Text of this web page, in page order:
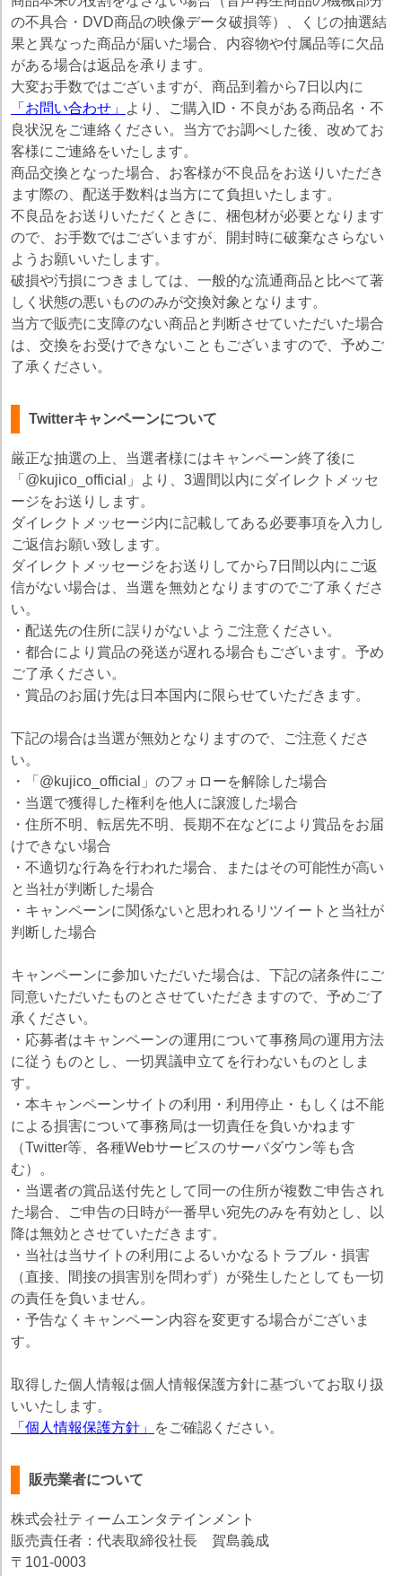
の不具合・DVD商品の映像データ破損等）、くじの抽選結
果と異なった商品が届いた場合、内容物や付属品等に欠品
がある場合は返品を承ります。
大変お手数ではございますが、商品到着から7日以内に
「お問い合わせ」
より、ご購入ID・不良がある商品名・不
良状況をご連絡ください。当方でお調べした後、改めてお
客様にご連絡をいたします。
商品交換となった場合、お客様が不良品をお送りいただき
ます際の、配送手数料は当方にて負担いたします。
不良品をお送りいただくときに、梱包材が必要となります
ので、お手数ではございますが、開封時に破棄なさらない
ようお願いいたします。
破損や汚損につきましては、一般的な流通商品と比べて著
しく状態の悪いもののみが交換対象となります。
当方で販売に支障のない商品と判断させていただいた場合
は、交換をお受けできないこともございますので、予めご
了承ください。
Twitterキャンペーンについて
厳正な抽選の上、当選者様にはキャンペーン終了後に
「@kujico_official」より、3週間以内にダイレクトメッセ
ージをお送りします。
ダイレクトメッセージ内に記載してある必要事項を入力し
ご返信お願い致します。
ダイレクトメッセージをお送りしてから7日間以内にご返
信がない場合は、当選を無効となりますのでご了承くださ
い。
・配送先の住所に誤りがないようご注意ください。
・都合により賞品の発送が遅れる場合もございます。予め
ご了承ください。
・賞品のお届け先は日本国内に限らせていただきます。
下記の場合は当選が無効となりますので、ご注意くださ
い。
・「@kujico_official」のフォローを解除した場合
・当選で獲得した権利を他人に譲渡した場合
・住所不明、転居先不明、長期不在などにより賞品をお届
けできない場合
・不適切な行為を行われた場合、またはその可能性が高い
と当社が判断した場合
・キャンペーンに関係ないと思われるリツイートと当社が
判断した場合
キャンペーンに参加いただいた場合は、下記の諸条件にご
同意いただいたものとさせていただきますので、予めご了
承ください。
・応募者はキャンペーンの運用について事務局の運用方法
に従うものとし、一切異議申立てを行わないものとしま
す。
・本キャンペーンサイトの利用・利用停止・もしくは不能
による損害について事務局は一切責任を負いかねます
（Twitter等、各種Webサービスのサーバダウン等も含
む）。
・当選者の賞品送付先として同一の住所が複数ご申告され
た場合、ご申告の日時が一番早い宛先のみを有効とし、以
降は無効とさせていただきます。
・当社は当サイトの利用によるいかなるトラブル・損害
（直接、間接の損害別を問わず）が発生したとしても一切
の責任を負いません。
・予告なくキャンペーン内容を変更する場合がございま
す。
取得した個人情報は個人情報保護方針に基づいてお取り扱
いいたします。
「個人情報保護方針」
をご確認ください。
販売業者について
株式会社ティームエンタテインメント
販売責任者：代表取締役社長 賀島義成
〒101-0003